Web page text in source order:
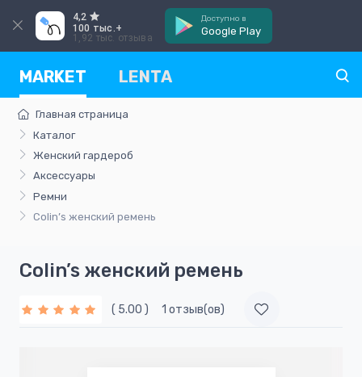
4,2
100 тыс.+
1,92 тыс. отзыва
Доступно в
Google Play
MARKET LENTA
Главная страница
Каталог
Женский гардероб
Аксессуары
Ремни
Colin’s женский ремень
Colin’s женский ремень
( 5.00 ) 1 отзыв(ов)